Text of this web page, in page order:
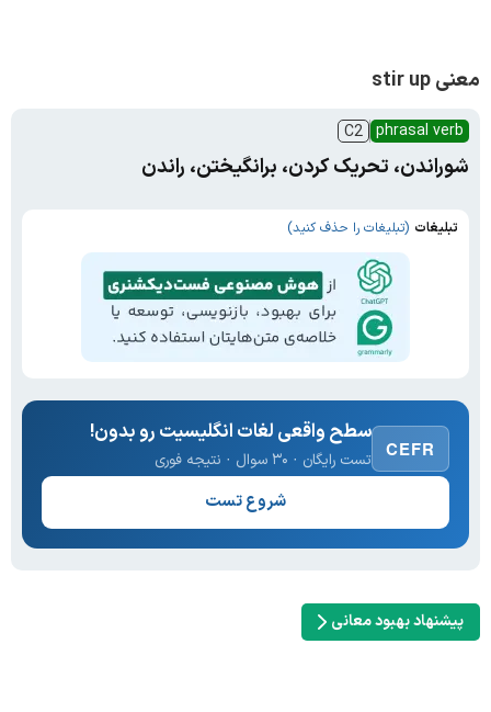
معنی stir up
phrasal verb
C2
شوراندن، تحریک کردن، برانگیختن، راندن
تبلیغات (تبلیغات را حذف کنید)
CEFR
سطح واقعی لغات انگلیسیت رو بدون!
تست رایگان · ۳۰ سوال · نتیجه فوری
شروع تست
پیشنهاد بهبود معانی